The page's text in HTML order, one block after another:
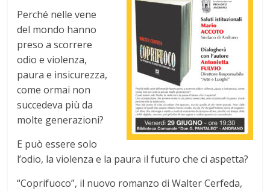
Perché nelle vene
del mondo hanno
preso a scorrere
odio e violenza,
paura e insicurezza,
come ormai non
succedeva più da
molte generazioni?
E può essere solo
l’odio, la violenza e la paura il futuro che ci aspetta?
“Coprifuoco”, il nuovo romanzo di Walter Cerfeda,